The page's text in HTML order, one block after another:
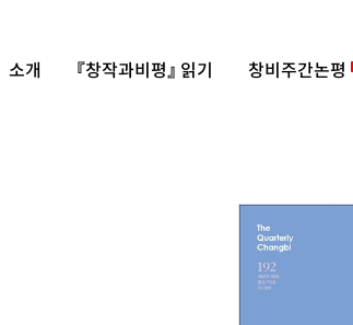
소개 『창작과비평』 읽기 창비주간논평